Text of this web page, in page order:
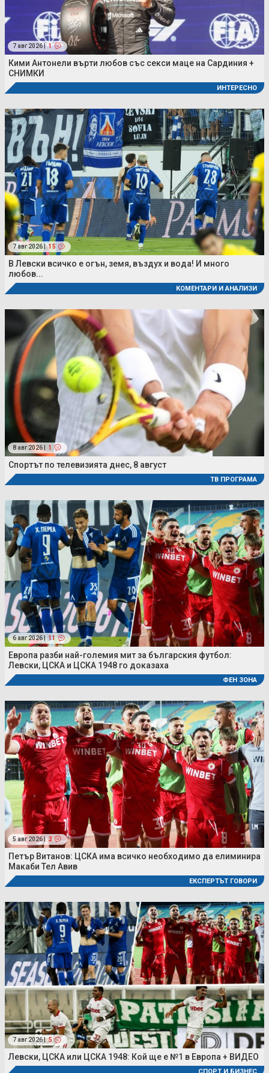
7 авг 2026 | 1
Кими Антонели върти любов със секси маце на Сардиния +
СНИМКИ
ИНТЕРЕСНО
7 авг 2026 | 15
В Левски всичко е огън, земя, въздух и вода! И много
любов...
КОМЕНТАРИ И АНАЛИЗИ
8 авг 2026 | 1
Спортът по телевизията днес, 8 август
ТВ ПРОГРАМА
6 авг 2026 | 11
Европа разби най-големия мит за българския футбол:
Левски, ЦСКА и ЦСКА 1948 го доказаха
ФЕН ЗОНА
5 авг 2026 | 3
Петър Витанов: ЦСКА има всичко необходимо да елиминира
Макаби Тел Авив
ЕКСПЕРТЪТ ГОВОРИ
7 авг 2026 | 5
Левски, ЦСКА или ЦСКА 1948: Кой ще е №1 в Европа + ВИДЕО